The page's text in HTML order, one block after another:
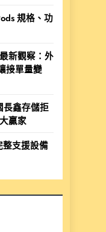
規格、功
新觀察：外
接單量變
長鑫存儲拒
贏家
支援設備